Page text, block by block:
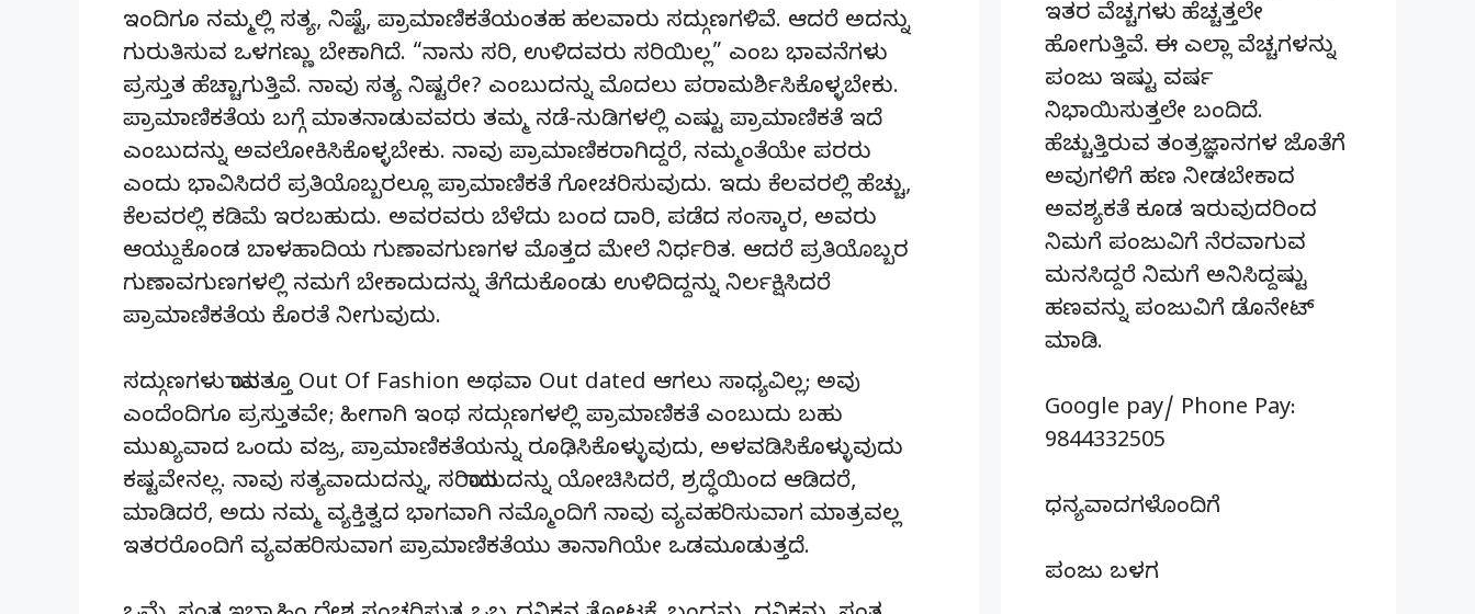
ಇಂದಿಗೂ ನಮ್ಮಲ್ಲಿ ಸತ್ಯ, ನಿಷ್ಟೆ, ಪ್ರಾಮಾಣಿಕತೆಯಂತಹ ಹಲವಾರು ಸದ್ಗುಣಗಳಿವೆ. ಆದರೆ ಅದನ್ನು
ಗುರುತಿಸುವ ಒಳಗಣ್ಣು ಬೇಕಾಗಿದೆ. “ನಾನು ಸರಿ, ಉಳಿದವರು ಸರಿಯಿಲ್ಲ” ಎಂಬ ಭಾವನೆಗಳು
ಪ್ರಸ್ತುತ ಹೆಚ್ಚಾಗುತ್ತಿವೆ. ನಾವು ಸತ್ಯ ನಿಷ್ಟರೇ? ಎಂಬುದನ್ನು ಮೊದಲು ಪರಾಮರ್ಶಿಸಿಕೊಳ್ಳಬೇಕು.
ಪ್ರಾಮಾಣಿಕತೆಯ ಬಗ್ಗೆ ಮಾತನಾಡುವವರು ತಮ್ಮ ನಡೆ-ನುಡಿಗಳಲ್ಲಿ ಎಷ್ಟು ಪ್ರಾಮಾಣಿಕತೆ ಇದೆ
ಎಂಬುದನ್ನು ಅವಲೋಕಿಸಿಕೊಳ್ಳಬೇಕು. ನಾವು ಪ್ರಾಮಾಣಿಕರಾಗಿದ್ದರೆ, ನಮ್ಮಂತೆಯೇ ಪರರು
ಎಂದು ಭಾವಿಸಿದರೆ ಪ್ರತಿಯೊಬ್ಬರಲ್ಲೂ ಪ್ರಾಮಾಣಿಕತೆ ಗೋಚರಿಸುವುದು. ಇದು ಕೆಲವರಲ್ಲಿ ಹೆಚ್ಚು,
ಕೆಲವರಲ್ಲಿ ಕಡಿಮೆ ಇರಬಹುದು. ಅವರವರು ಬೆಳೆದು ಬಂದ ದಾರಿ, ಪಡೆದ ಸಂಸ್ಕಾರ, ಅವರು
ಆಯ್ದುಕೊಂಡ ಬಾಳಹಾದಿಯ ಗುಣಾವಗುಣಗಳ ಮೊತ್ತದ ಮೇಲೆ ನಿರ್ಧರಿತ. ಆದರೆ ಪ್ರತಿಯೊಬ್ಬರ
ಗುಣಾವಗುಣಗಳಲ್ಲಿ ನಮಗೆ ಬೇಕಾದುದನ್ನು ತೆಗೆದುಕೊಂಡು ಉಳಿದಿದ್ದನ್ನು ನಿರ್ಲಕ್ಷಿಸಿದರೆ
ಪ್ರಾಮಾಣಿಕತೆಯ ಕೊರತೆ ನೀಗುವುದು.
ಸದ್ಗುಣಗಳು ಯಾವತ್ತೂ Out Of Fashion ಅಥವಾ Out dated ಆಗಲು ಸಾಧ್ಯವಿಲ್ಲ; ಅವು
ಎಂದೆಂದಿಗೂ ಪ್ರಸ್ತುತವೇ; ಹೀಗಾಗಿ ಇಂಥ ಸದ್ಗುಣಗಳಲ್ಲಿ ಪ್ರಾಮಾಣಿಕತೆ ಎಂಬುದು ಬಹು
ಮುಖ್ಯವಾದ ಒಂದು ವಜ್ರ, ಪ್ರಾಮಾಣಿಕತೆಯನ್ನು ರೂಢಿಸಿಕೊಳ್ಳುವುದು, ಅಳವಡಿಸಿಕೊಳ್ಳುವುದು
ಕಷ್ಟವೇನಲ್ಲ. ನಾವು ಸತ್ಯವಾದುದನ್ನು, ಸರಿಯಾದುದನ್ನು ಯೋಚಿಸಿದರೆ, ಶ್ರದ್ಧೆಯಿಂದ ಆಡಿದರೆ,
ಮಾಡಿದರೆ, ಅದು ನಮ್ಮ ವ್ಯಕ್ತಿತ್ವದ ಭಾಗವಾಗಿ ನಮ್ಮೊಂದಿಗೆ ನಾವು ವ್ಯವಹರಿಸುವಾಗ ಮಾತ್ರವಲ್ಲ
ಇತರರೊಂದಿಗೆ ವ್ಯವಹರಿಸುವಾಗ ಪ್ರಾಮಾಣಿಕತೆಯು ತಾನಾಗಿಯೇ ಒಡಮೂಡುತ್ತದೆ.
ಇತರ ವೆಚ್ಚಗಳು ಹೆಚ್ಚತ್ತಲೇ
ಹೋಗುತ್ತಿವೆ. ಈ ಎಲ್ಲಾ ವೆಚ್ಚಗಳನ್ನು
ಪಂಜು ಇಷ್ಟು ವರ್ಷ
ನಿಭಾಯಿಸುತ್ತಲೇ ಬಂದಿದೆ.
ಹೆಚ್ಚುತ್ತಿರುವ ತಂತ್ರಜ್ಞಾನಗಳ ಜೊತೆಗೆ
ಅವುಗಳಿಗೆ ಹಣ ನೀಡಬೇಕಾದ
ಅವಶ್ಯಕತೆ ಕೂಡ ಇರುವುದರಿಂದ
ನಿಮಗೆ ಪಂಜುವಿಗೆ ನೆರವಾಗುವ
ಮನಸಿದ್ದರೆ ನಿಮಗೆ ಅನಿಸಿದ್ದಷ್ಟು
ಹಣವನ್ನು ಪಂಜುವಿಗೆ ಡೊನೇಟ್‌
ಮಾಡಿ.
Google pay/ Phone Pay:
9844332505
ಧನ್ಯವಾದಗಳೊಂದಿಗೆ
ಪಂಜು ಬಳಗ